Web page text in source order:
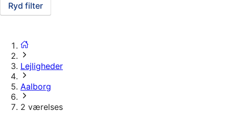
Ryd filter
Lejligheder
Aalborg
2 værelses